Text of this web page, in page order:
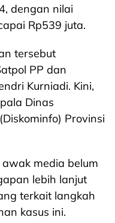
dengan nilai
Rp539 juta.
tersebut
PP dan
Kurniadi. Kini,
Dinas
Provinsi
media belum
lebih lanjut
terkait langkah
kasus ini.